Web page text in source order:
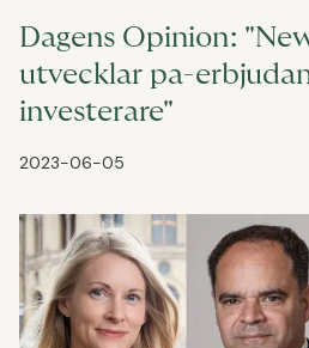
Dagens Opinion:
utvecklar pa-
investerare"
2023-06-05